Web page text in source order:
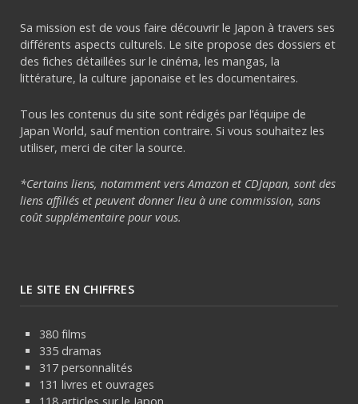
Sa mission est de vous faire découvrir le Japon à travers ses
différents aspects culturels. Le site propose des dossiers et
des fiches détaillées sur le cinéma, les mangas, la
littérature, la culture japonaise et les documentaires.
Tous les contenus du site sont rédigés par l’équipe de
Japan World, sauf mention contraire. Si vous souhaitez les
utiliser, merci de citer la source.
*Certains liens, notamment vers Amazon et CDJapan, sont des
liens affiliés et peuvent donner lieu à une commission, sans
coût supplémentaire pour vous.
LE SITE EN CHIFFRES
380 films
335 dramas
317 personnalités
131 livres et ouvrages
118 articles sur le Japon